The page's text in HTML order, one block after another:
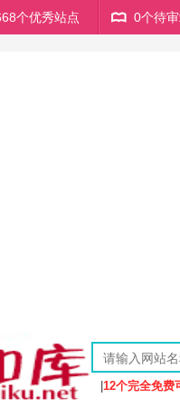
个优秀站点 0个待
12个完全免费